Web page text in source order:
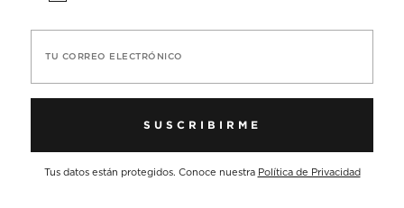
TU CORREO ELECTRÓNICO
SUSCRIBIRME
Tus datos están protegidos. Conoce nuestra Política de Privacidad